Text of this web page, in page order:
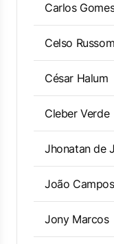
Carlos
Celso
César Halum
Cleber Verde
Jhonatan de
João Campos
Jony Marcos